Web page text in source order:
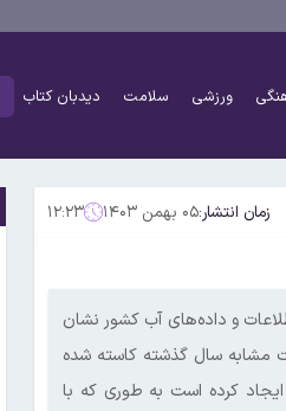
ورزشی سلامت دیدبان کتاب
زمان انتشار:۰۵ بهمن ۱۴۰۳ ۱۲:۲۳
و داده‌های آب کشور نشان
ورود به دومین ماه زمستان ۵ درصد نسبت به مدت مشابه سال گذشته کاسته شده
کرده است به طوری که با